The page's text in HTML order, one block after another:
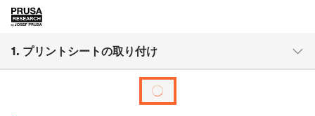
1. プリントシートの取り付け